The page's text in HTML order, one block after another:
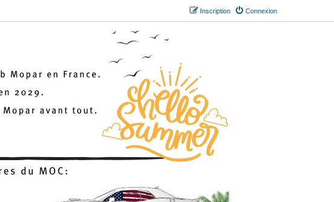
Connexion
Inscription